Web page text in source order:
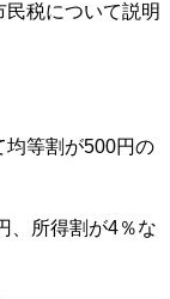
税について説明
均等割が500円の
、所得割が4％な